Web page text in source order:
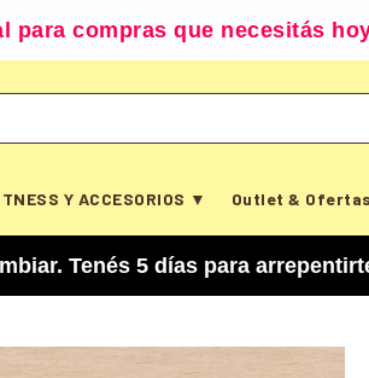
para compras que necesitás
Y ACCESORIOS ▼ Outlet & Ofertas
5 días para arrepentirte y